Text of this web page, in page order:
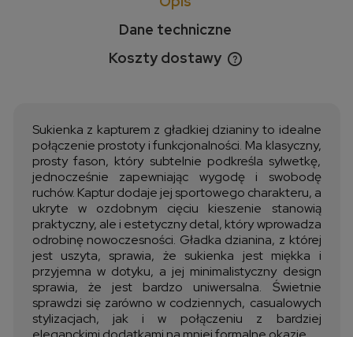
Dane techniczne
Koszty dostawy
Cena nie zawiera ewentualnych kosztów płatności
Sukienka z kapturem z gładkiej dzianiny to idealne
połączenie prostoty i funkcjonalności. Ma klasyczny,
prosty fason, który subtelnie podkreśla sylwetkę,
jednocześnie zapewniając wygodę i swobodę
ruchów. Kaptur dodaje jej sportowego charakteru, a
ukryte w ozdobnym cięciu kieszenie stanowią
praktyczny, ale i estetyczny detal, który wprowadza
odrobinę nowoczesności. Gładka dzianina, z której
jest uszyta, sprawia, że sukienka jest miękka i
przyjemna w dotyku, a jej minimalistyczny design
sprawia, że jest bardzo uniwersalna. Świetnie
sprawdzi się zarówno w codziennych, casualowych
stylizacjach, jak i w połączeniu z bardziej